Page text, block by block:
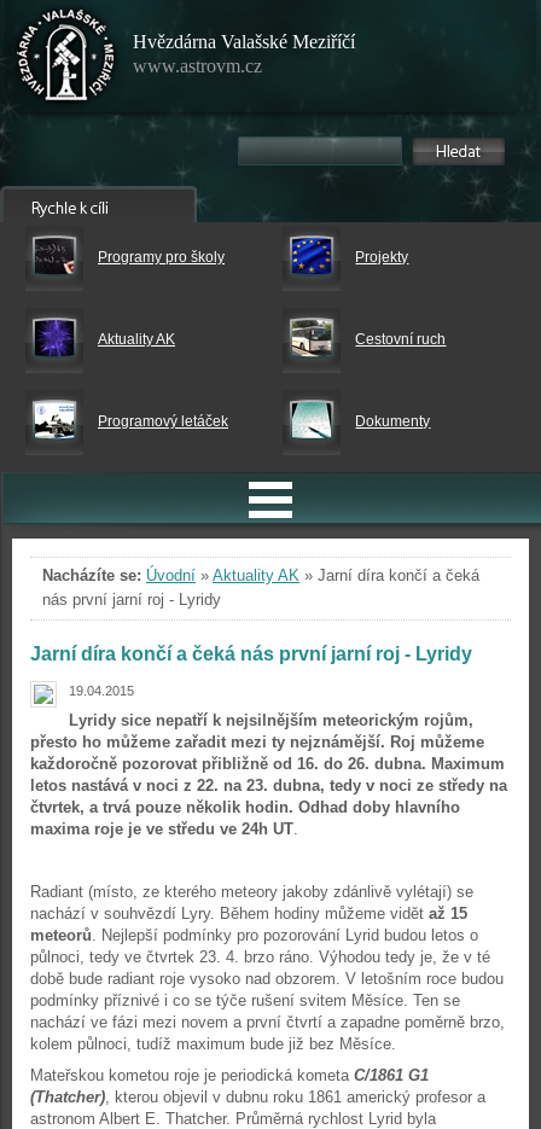
Hvězdárna Valašské Meziříčí
www.astrovm.cz
Programy pro školy Projekty
Aktuality AK Cestovní ruch
Programový letáček Dokumenty
Nacházíte se: Úvodní » Aktuality AK » Jarní díra končí a čeká
nás první jarní roj - Lyridy
Jarní díra končí a čeká nás první jarní roj - Lyridy
19.04.2015
Lyridy sice nepatří k nejsilnějším meteorickým rojům,
přesto ho můžeme zařadit mezi ty nejznámější. Roj můžeme
každoročně pozorovat přibližně od 16. do 26. dubna. Maximum
letos nastává v noci z 22. na 23. dubna, tedy v noci ze středy na
čtvrtek, a trvá pouze několik hodin. Odhad doby hlavního
maxima roje je ve středu ve 24h UT.
Radiant (místo, ze kterého meteory jakoby zdánlivě vylétají) se
nachází v souhvězdí Lyry. Během hodiny můžeme vidět až 15
meteorů. Nejlepší podmínky pro pozorování Lyrid budou letos o
půlnoci, tedy ve čtvrtek 23. 4. brzo ráno. Výhodou tedy je, že v té
době bude radiant roje vysoko nad obzorem. V letošním roce budou
podmínky příznivé i co se týče rušení svitem Měsíce. Ten se
nachází ve fázi mezi novem a první čtvrtí a zapadne poměrně brzo,
kolem půlnoci, tudíž maximum bude již bez Měsíce.
Mateřskou kometou roje je periodická kometa C/1861 G1
(Thatcher), kterou objevil v dubnu roku 1861 americký profesor a
astronom Albert E. Thatcher. Průměrná rychlost Lyrid byla